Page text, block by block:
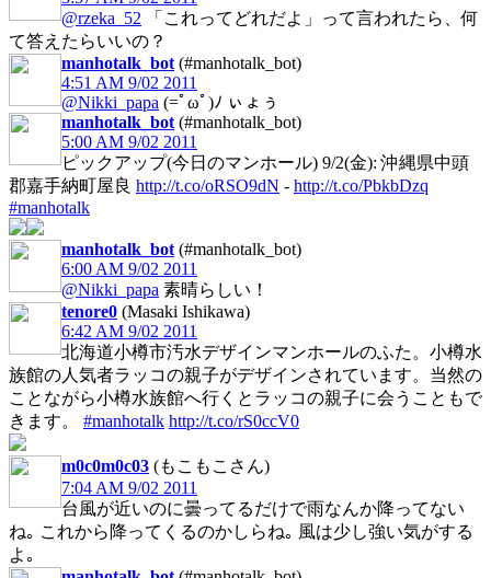
@rzeka_52 「これってどれだよ」って言われたら、何
て答えたらいいの？
manhotalk_bot (#manhotalk_bot)
4:51 AM 9/02 2011
@Nikki_papa (=ﾟωﾟ)ﾉ ぃょぅ
manhotalk_bot (#manhotalk_bot)
5:00 AM 9/02 2011
ピックアップ(今日のマンホール) 9/2(金): 沖縄県中頭
郡嘉手納町屋良 http://t.co/oRSO9dN - http://t.co/PbkbDzq
#manhotalk
manhotalk_bot (#manhotalk_bot)
6:00 AM 9/02 2011
@Nikki_papa 素晴らしい！
tenore0 (Masaki Ishikawa)
6:42 AM 9/02 2011
北海道小樽市汚水デザインマンホールのふた。小樽水
族館の人気者ラッコの親子がデザインされています。当然の
ことながら小樽水族館へ行くとラッコの親子に会うこともで
きます。 #manhotalk http://t.co/rS0ccV0
m0c0m0c03 (もこもこさん)
7:04 AM 9/02 2011
台風が近いのに曇ってるだけで雨なんか降ってない
ね｡ これから降ってくるのかしらね｡ 風は少し強い気がする
よ｡